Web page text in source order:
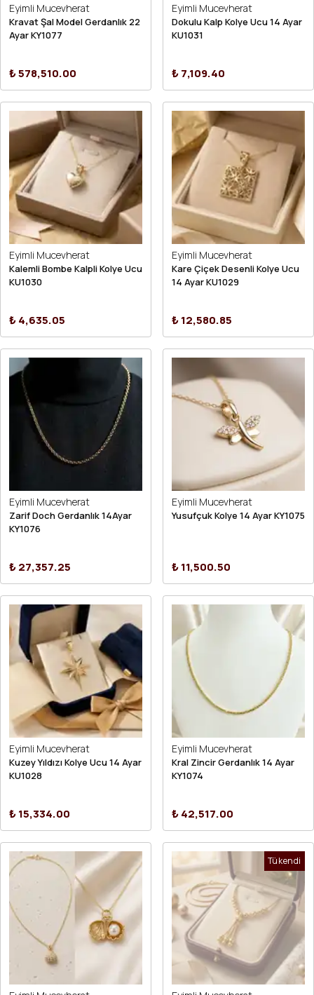
Eyimli Mucevherat
Kravat Şal Model Gerdanlık 22
Ayar KY1077
₺ 578,510.00
Eyimli Mucevherat
Dokulu Kalp Kolye Ucu 14 Ayar
KU1031
₺ 7,109.40
Eyimli Mucevherat
Kalemli Bombe Kalpli Kolye Ucu
KU1030
₺ 4,635.05
Eyimli Mucevherat
Kare Çiçek Desenli Kolye Ucu
14 Ayar KU1029
₺ 12,580.85
Eyimli Mucevherat
Zarif Doch Gerdanlık 14Ayar
KY1076
₺ 27,357.25
Eyimli Mucevherat
Yusufçuk Kolye 14 Ayar KY1075
₺ 11,500.50
Eyimli Mucevherat
Kuzey Yıldızı Kolye Ucu 14 Ayar
KU1028
₺ 15,334.00
Eyimli Mucevherat
Kral Zincir Gerdanlık 14 Ayar
KY1074
₺ 42,517.00
Tükendi